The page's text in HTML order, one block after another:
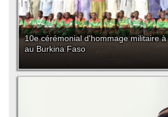
10e cérémonial d'hommage militaire
au Burkina Faso